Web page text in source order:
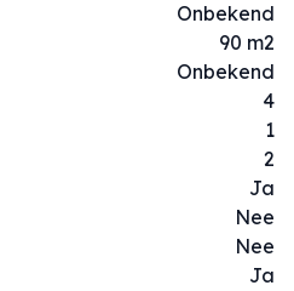
Onbekend
90 m2
Onbekend
4
1
2
Ja
Nee
Nee
Ja